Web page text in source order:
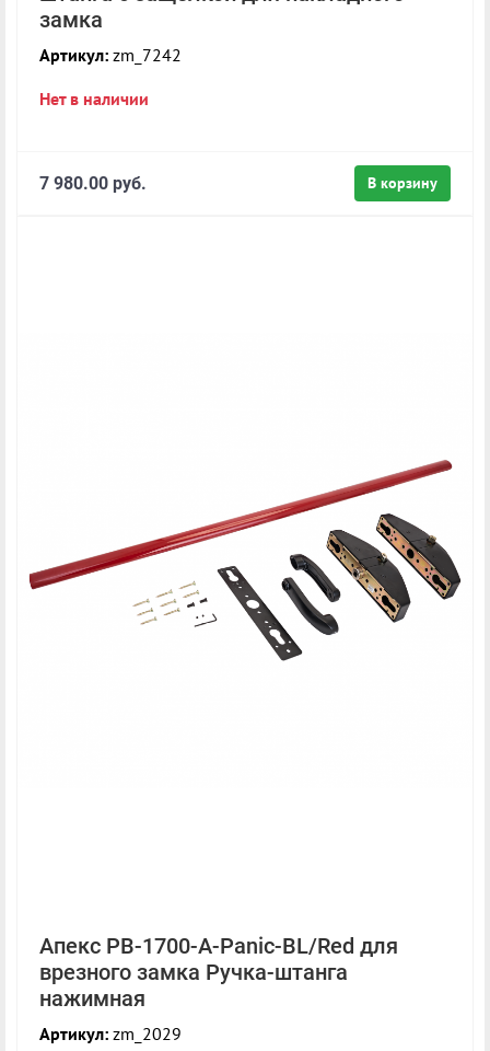
замка
Артикул: zm_7242
Нет в наличии
В корзину
7 980.00 руб.
Апекс PB-1700-A-Panic-BL/Red для
врезного замка Ручка-штанга
нажимная
Артикул: zm_2029